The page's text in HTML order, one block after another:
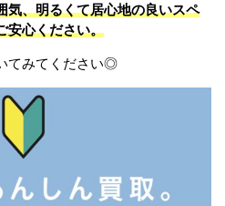
気、明るくて居心地の良いスペ
安心ください。
てみてください◎